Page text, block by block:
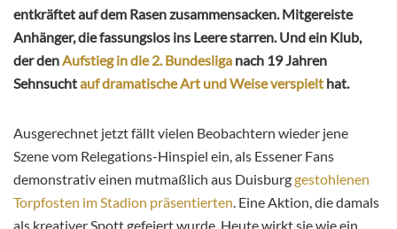
entkräftet auf dem Rasen zusammensacken. Mitgereiste
Anhänger, die fassungslos ins Leere starren. Und ein Klub,
der denAufstieg in die 2. Bundesliga nach 19 Jahren
Sehnsuchtauf dramatische Art und Weise verspielt hat.
Ausgerechnet jetzt fällt vielen Beobachtern wieder jene
Szene vom Relegations-Hinspiel ein, als Essener Fans
demonstrativ einen mutmaßlich aus Duisburggestohlenen
Torpfosten im Stadion präsentierten. Eine Aktion, die damals
als kreativer Spott gefeiert wurde. Heute wirkt sie wie ein